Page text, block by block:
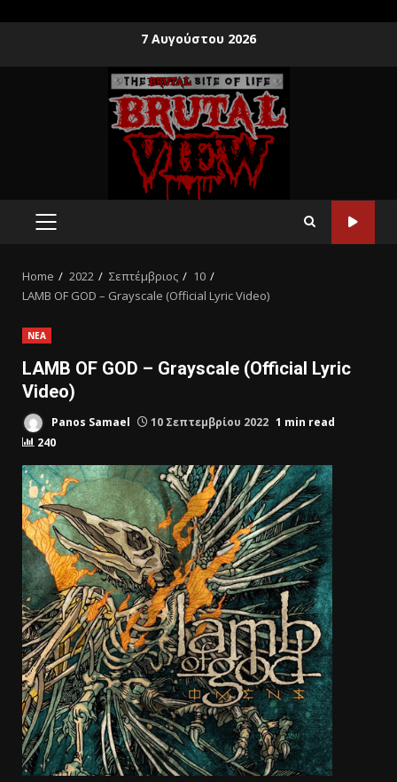
7 Αυγούστου 2026
Home 2022 Σεπτέμβριος
10
LAMB OF GOD – Grayscale (Official Lyric Video)
ΝΕΑ
LAMB OF GOD – Grayscale (Official Lyric
Video)
Panos Samael 10 Σεπτεμβρίου 2022 1 min read
240